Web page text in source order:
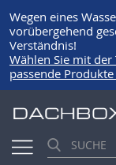
Wegen eines
vorübergehend
Verständnis!
Wählen Sie mit der
passende
zum